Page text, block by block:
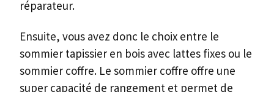
réparateur.
Ensuite, vous avez donc le choix entre le
sommier tapissier en bois avec lattes fixes ou le
sommier coffre. Le sommier coffre offre une
super capacité de rangement et permet de